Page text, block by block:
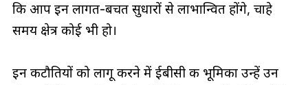
कि आप इन लागत-बचत सुधारों से लाभान्वित होंगे, चाहे
समय क्षेत्र कोई भी हो।
इन कटौतियों को लागू करने में ईबीसी की भूमिका उन्हें उन